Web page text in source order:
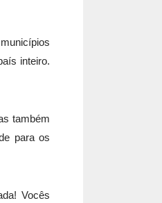
inteiro.
também
para os
Vocês